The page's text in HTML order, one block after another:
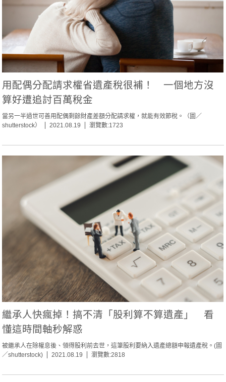
用配偶分配請求權省遺產稅很補！ 一個地方沒
算好遭追討百萬稅金
當另一半過世可善用配偶剩餘財產差額分配請求權，就能有效節稅。（圖／
shutterstock）
2021.08.19 瀏覽數:1723
繼承人快瘋掉！搞不清「股利算不算遺產」 看
懂這時間軸秒解惑
被繼承人在除權息後、領得股利前去世，這筆股利要納入遺產總額申報遺產稅。(圖
／shutterstock)
2021.08.19 瀏覽數:2818